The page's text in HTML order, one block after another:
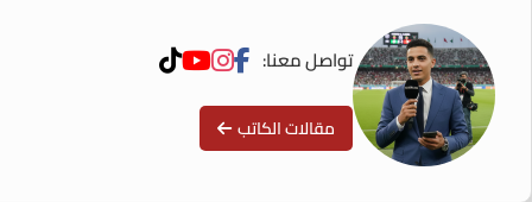
تواصل معنا:
مقالات الكاتب